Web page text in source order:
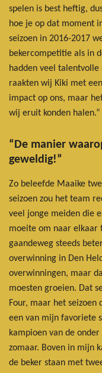
spelen is best heftig,
hoe je op dat moment
seizoen in 2016-2017
bekercompetitie als in
hadden veel talentvolle
raakten wij Kiki met
impact op ons, maar
wij eruit konden halen.”
“De manier
geweldig!”
Zo beleefde Maaike
seizoen zou het team
veel jonge meiden die
moeite om naar elkaar
gaandeweg steeds
overwinning in Den
overwinningen, maar
moesten groeien. Dat
Four, maar het seizoen
een van mijn favoriete
kampioen van de
zomaar. Boven in mijn
de beker staan met